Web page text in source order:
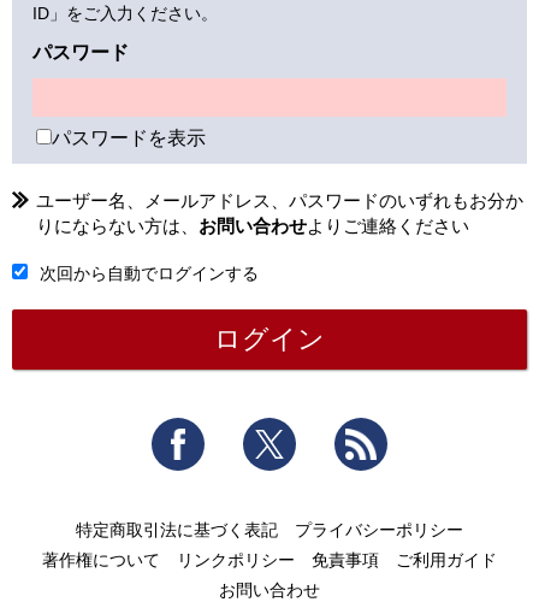
ID」をご入力ください。
パスワード
パスワードを表示
ユーザー名、メールアドレス、パスワードのいずれもお分か
りにならない方は、 お問い合わせよりご連絡ください
次回から自動でログインする
Facebook Twitter
特定商取引法に基づく表記
プライバシーポリシー
著作権について
リンクポリシー 免責事項
ご利用ガイド
お問い合わせ